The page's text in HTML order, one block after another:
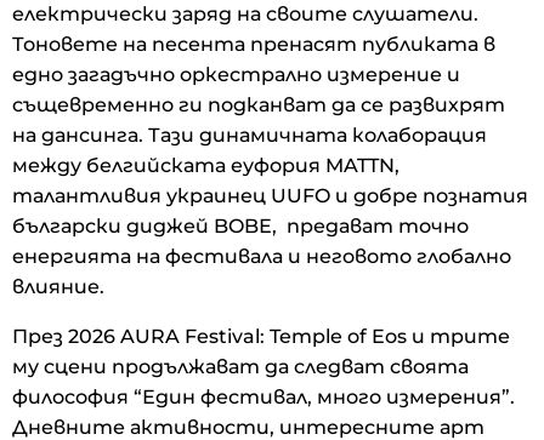
електрически заряд на своите слушатели.
Тоновете на песента прeнасят публиката в
едно загадъчно оркестрално измерение и
същевременно ги подканват да се развихрят
на дансинга. Тази динамичната колаборация
между белгийската еуфория MATTN,
талантливия украинец UUFO и добре познатия
български диджей BOBЕ, предават точно
енергията на фестивала и неговото глобално
влияние.
През 2026 AURA Festival: Temple of Eos и трите
му сцени продължават да следват своята
философия “Един фестивал, много измерения”.
Дневните активности, интересните арт